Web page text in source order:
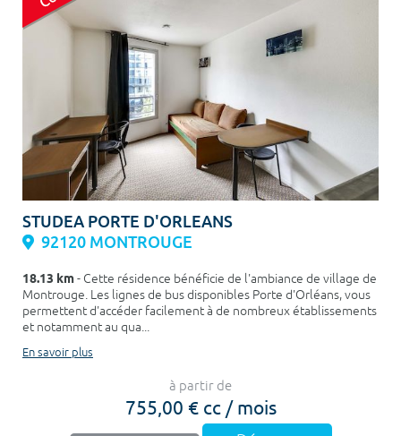
STUDEA PORTE D'ORLEANS
92120 MONTROUGE
18.13 km- Cette résidence bénéficie de l'ambiance de village de
Montrouge. Les lignes de bus disponibles Porte d'Orléans, vous
permettent d'accéder facilement à de nombreux établissements
et notamment au qua...
En savoir plus
à partir de
755,00 € cc / mois